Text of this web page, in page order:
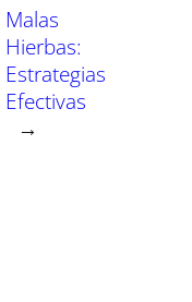
Malas
Hierbas:
Estrategias
Efectivas
→